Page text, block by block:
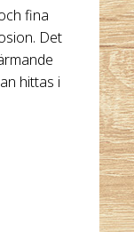
fina
Det
hittas i